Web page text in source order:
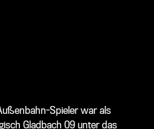
Spieler war als
Gladbach 09 unter das